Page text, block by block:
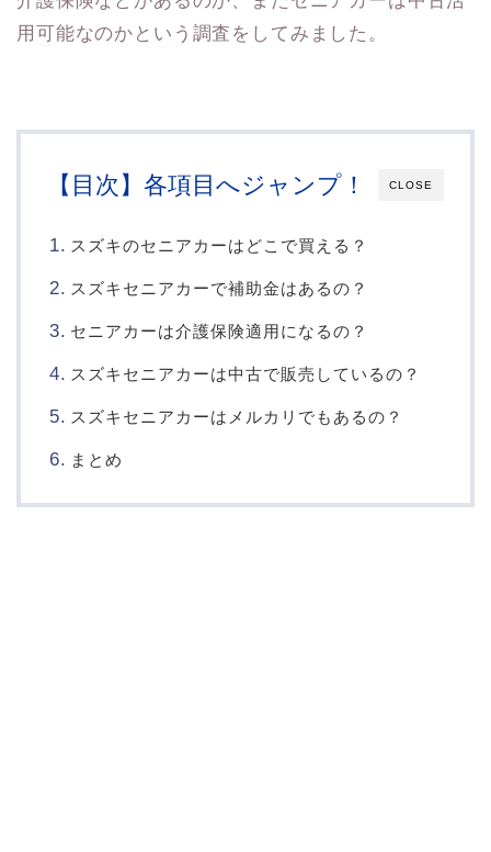
用可能なのかという調査をしてみました。
CLOSE
【目次】各項目へジャンプ！
スズキのセニアカーはどこで買える？
スズキセニアカーで補助金はあるの？
セニアカーは介護保険適用になるの？
スズキセニアカーは中古で販売しているの？
スズキセニアカーはメルカリでもあるの？
まとめ